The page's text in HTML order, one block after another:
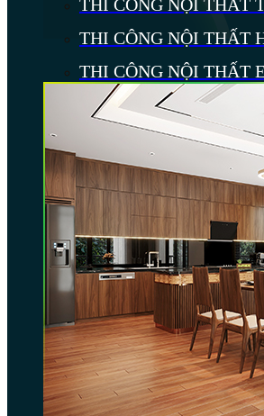
THI CÔNG NỘI THẤT
THI CÔNG NỘI THẤT
THI CÔNG NỘI THẤT